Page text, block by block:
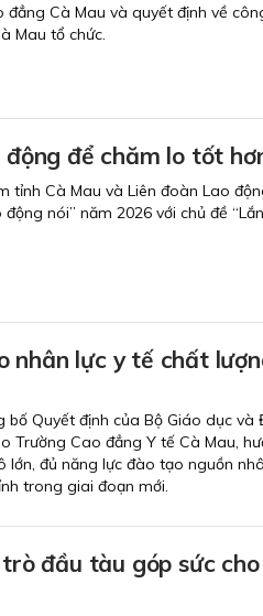
Cà Mau và quyết định về
Mau tổ chức.
để chăm lo tốt
tỉnh Cà Mau và Liên đoàn Lao
nói” năm 2026 với chủ đề
lực y tế chất
bố Quyết định của Bộ Giáo dục
Trường Cao đẳng Y tế Cà Mau,
đủ năng lực đào tạo nguồn
trong giai đoạn mới.
đầu tàu góp sức